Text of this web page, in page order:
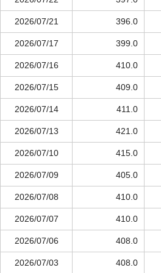
2026/07/21 396.0
2026/07/17 399.0
2026/07/16 410.0
2026/07/15 409.0
2026/07/14 411.0
2026/07/13 421.0
2026/07/10 415.0
2026/07/09 405.0
2026/07/08 410.0
2026/07/07 410.0
2026/07/06 408.0
2026/07/03 408.0